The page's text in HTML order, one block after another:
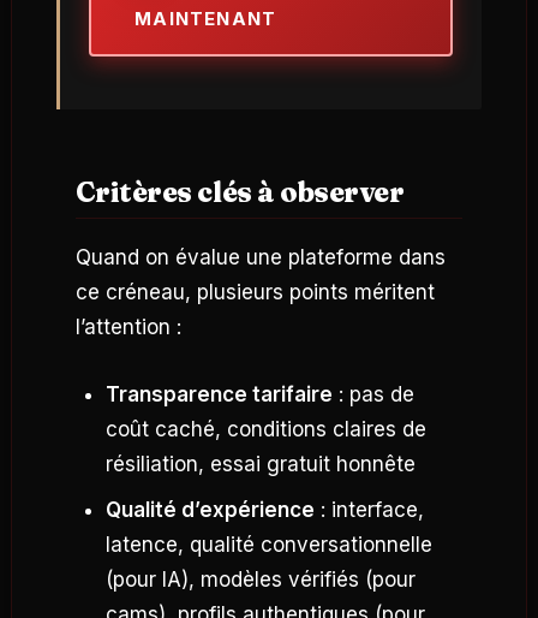
MAINTENANT
Critères clés à observer
Quand on évalue une plateforme dans
ce créneau, plusieurs points méritent
l’attention :
Transparence tarifaire : pas de
coût caché, conditions claires de
résiliation, essai gratuit honnête
Qualité d’expérience : interface,
latence, qualité conversationnelle
(pour IA), modèles vérifiés (pour